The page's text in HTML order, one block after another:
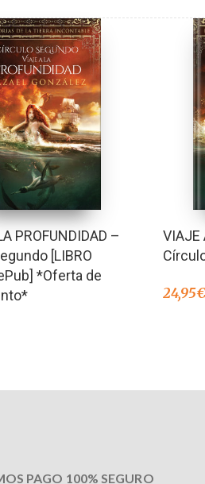
PROFUNDIDAD –
[LIBRO
*Oferta de
VIAJE
24,95€
PAGO 100% SEGURO